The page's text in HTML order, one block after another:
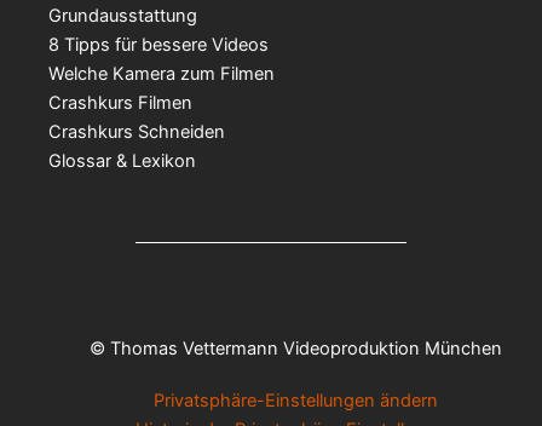
Grundausstattung
8 Tipps für bessere Videos
Welche Kamera zum Filmen
Crashkurs Filmen
Crashkurs Schneiden
Glossar & Lexikon
© Thomas Vettermann Videoproduktion München
Privatsphäre-Einstellungen ändern